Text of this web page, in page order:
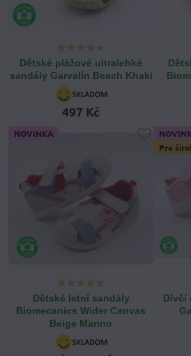
Dětské plážové ultralehké
sandály Garvalín Beach Khaki
497 Kč
NOVINKA
Dětské letní sandály
Biomecanics Wider Canvas
Beige Marino
Pre
Dívčí